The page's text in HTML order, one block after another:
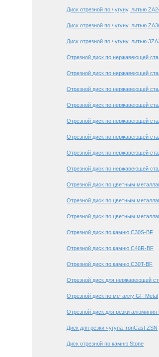
Диск отрезной по чугуну, литью
Диск отрезной по чугуну, литью
Диск отрезной по чугуну, литью
Отрезной диск по нержавеющей
Отрезной диск по нержавеющей
Отрезной диск по нержавеющей
Отрезной диск по нержавеющей
Отрезной диск по нержавеющей
Отрезной диск по нержавеющей
Отрезной диск по нержавеющей
Отрезной диск по нержавеющей
Отрезной диск по цветным
Отрезной диск по цветным
Отрезной диск по цветным
Отрезной диск по камню C30S-BF
Отрезной диск по камню C46R-BF
Отрезной диск по камню C30T-BF
Отрезной диск для нержавеющей
Отрезной диск по металлу GF Metal
Отрезной диск для резки алюминия
Диск для резки чугуна IronCast ZSN
Диск отрезной по камню Stone